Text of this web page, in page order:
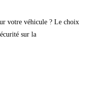
votre véhicule ? Le choix
sur la